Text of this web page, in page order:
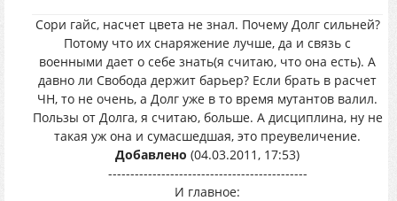
Сори гайс, насчет цвета не знал. Почему Долг сильней?
Потому что их снаряжение лучше, да и связь с
военными дает о себе знать(я считаю, что она есть). А
давно ли Свобода держит барьер? Если брать в расчет
ЧН, то не очень, а Долг уже в то время мутантов валил.
Пользы от Долга, я считаю, больше. А дисциплина, ну не
такая уж она и сумасшедшая, это преувеличение.
Добавлено (04.03.2011, 17:53)
---------------------------------------------
И главное: